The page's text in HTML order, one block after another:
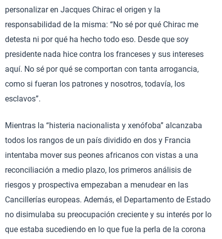
personalizar en Jacques Chirac el origen y la
responsabilidad de la misma: “No sé por qué Chirac me
detesta ni por qué ha hecho todo eso. Desde que soy
presidente nada hice contra los franceses y sus intereses
aquí. No sé por qué se comportan con tanta arrogancia,
como si fueran los patrones y nosotros, todavía, los
esclavos”.
Mientras la “histeria nacionalista y xenófoba” alcanzaba
todos los rangos de un país dividido en dos y Francia
intentaba mover sus peones africanos con vistas a una
reconciliación a medio plazo, los primeros análisis de
riesgos y prospectiva empezaban a menudear en las
Cancillerías europeas. Además, el Departamento de Estado
no disimulaba su preocupación creciente y su interés por lo
que estaba sucediendo en lo que fue la perla de la corona